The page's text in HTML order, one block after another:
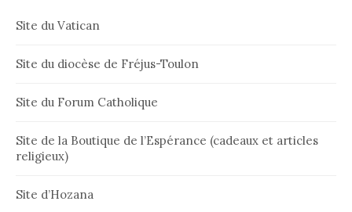
Site du Vatican
Site du diocèse de Fréjus-Toulon
Site du Forum Catholique
Site de la Boutique de l’Espérance (cadeaux et articles
religieux)
Site d’Hozana